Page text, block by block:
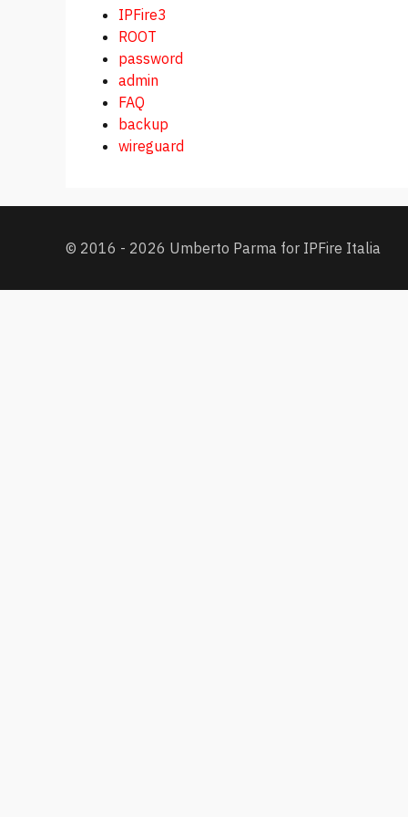
IPFire3
ROOT
password
admin
FAQ
backup
wireguard
© 2016 - 2026 Umberto Parma for IPFire Italia